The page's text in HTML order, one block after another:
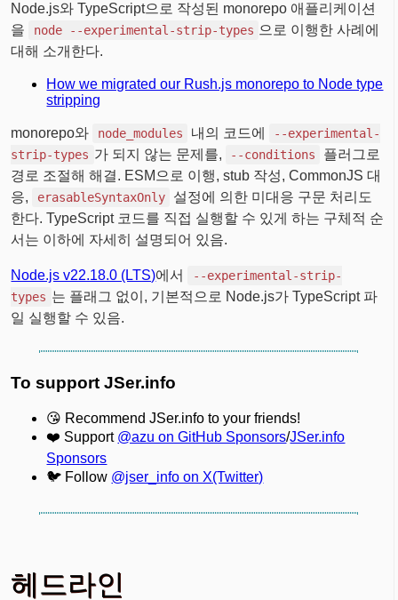
Node.js와 TypeScript으로 작성된 monorepo 애플리케이션
을
node --experimental-strip-types 으로 이행한 사례에
대해 소개한다.
How we migrated our Rush.js monorepo to Node type
stripping
monorepo와 node_modules 내의 코드에
--experimental-
strip-types 가 되지 않는 문제를, --conditions
플러그로
경로 조절해 해결. ESM으로 이행, stub 작성, CommonJS 대
응,
erasableSyntaxOnly
설정에 의한 미대응 구문 처리도
한다. TypeScript 코드를 직접 실행할 수 있게 하는 구체적 순
서는 이하에 자세히 설명되어 있음.
Node.js v22.18.0 (LTS)에서
--experimental-strip-
types 는 플래그 없이, 기본적으로 Node.js가 TypeScript 파
일 실행할 수 있음.
To support JSer.info
😘 Recommend JSer.info to your friends!
❤️ Support @azu on GitHub Sponsors/JSer.info
Sponsors
🐦 Follow @jser_info on X(Twitter)
헤드라인